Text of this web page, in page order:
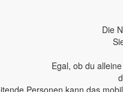
Die
Egal, ob du
Personen kann das